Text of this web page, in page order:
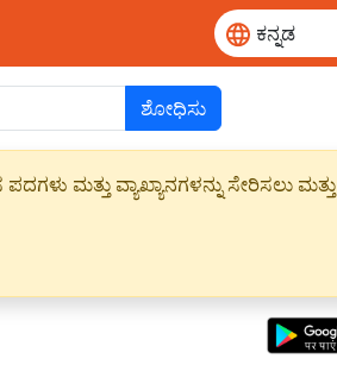
ಶೋಧಿಸು
ಮತ್ತು ವ್ಯಾಖ್ಯಾನಗಳನ್ನು ಸೇರಿಸಲು ಮತ್ತು